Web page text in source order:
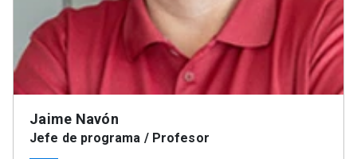
Jaime Navón
Jefe de programa / Profesor